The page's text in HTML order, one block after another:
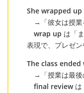
She wrapped
→「彼女は授業
wrap up は「
表現で、プレゼン
The class
→「授業は最後
final reviewは